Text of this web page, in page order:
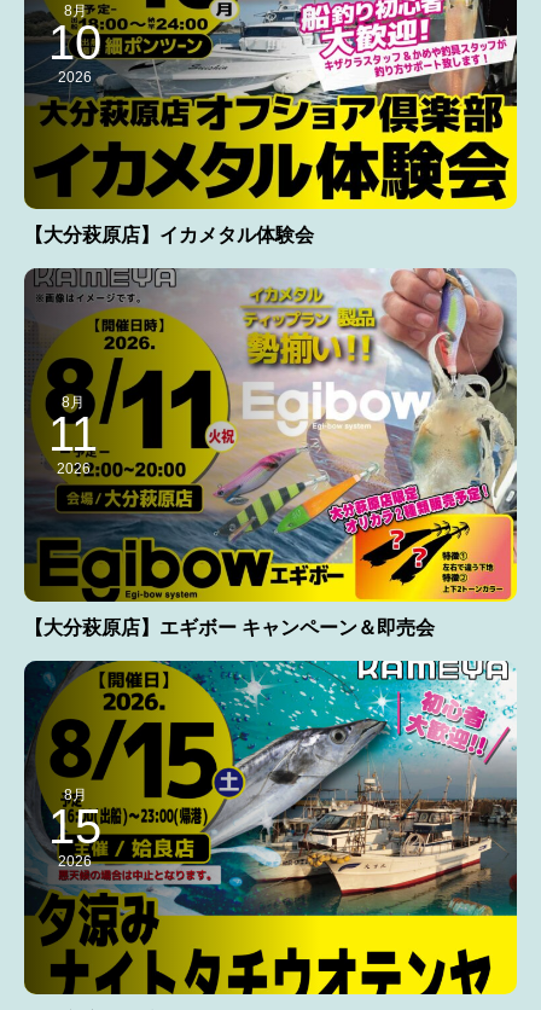
8月
10
2026
【大分萩原店】イカメタル体験会
8月
11
2026
【大分萩原店】エギボー キャンペーン＆即売会
8月
15
2026